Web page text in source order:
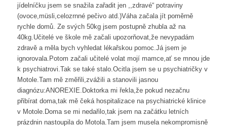
jídelníčku jsem se snažila zařadit jen ,,zdravé“ potraviny
(ovoce,müsli,celozrnné pečivo atd.)Váha začala jít poměrně
rychle domů. Ze svých 50kg jsem postupně zhubla až na
40kg.Učitelé ve škole mě začali upozorňovat,že nevypadám
zdravě a měla bych vyhledat lékařskou pomoc.Já jsem je
ignorovala.Potom začali učitelé volat mojí mamce,ať se mnou jde
k psychiatrovi.Tak se také stalo.Ocitla jsem se u psychiatričky v
Motole.Tam mě změřili,zvážili a stanovili jasnou
diagnózu:ANOREXIE.Doktorka mi řekla,že pokud nezačnu
přibírat doma,tak mě čeká hospitalizace na psychiatrické klinice
v Motole.Doma se mi nedařilo,tak jsem na začátku letních
prázdnin nastoupila do Motola.Tam jsem musela nekompromisně